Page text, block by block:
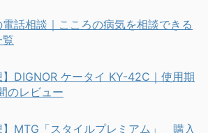
話相談｜こころの病気を相談できる
】DIGNOR ケータイ KY-42C｜使用期
のレビュー
】MTG「スタイルプレミアム」 購入